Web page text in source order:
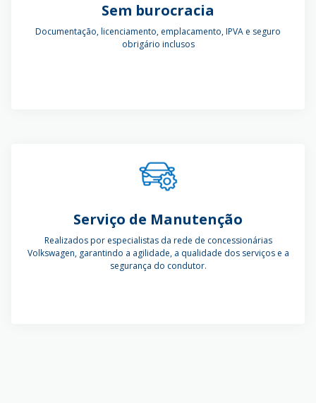
Sem burocracia
Documentação, licenciamento, emplacamento, IPVA e seguro
obrigário inclusos
Serviço de Manutenção
Realizados por especialistas da rede de concessionárias
Volkswagen, garantindo a agilidade, a qualidade dos serviços e a
segurança do condutor.